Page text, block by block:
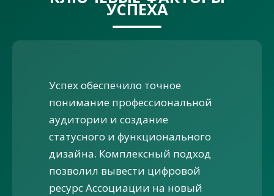
УСПЕХА
Успех обеспечило точное
понимание профессиональной
аудитории и создание
статусного и функционального
дизайна. Комплексный подход
позволил вывести цифровой
ресурс Ассоциации на новый